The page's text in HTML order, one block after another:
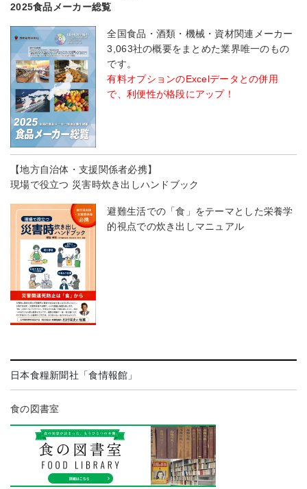
2025食品メーカー総覧
全国食品・酒類・機械・資材関連メーカー
3,063社の概要をまとめた業界唯一のもの
です。
有料オプションのExcelデータとの併用
で、利便性が格段にアップ！
【地方自治体・支援関係者必携】
現場で役立つ 災害時炊き出しハンドブック
避難生活での「食」をテーマとした栄養学
的視点での炊き出しマニュアル
日本食糧新聞社「食情報館」
食の図書室